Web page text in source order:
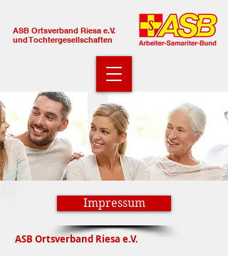
ASB Ortsverband Riesa e.V.
und Tochtergesellschaften
Impressum
ASB Ortsverband Riesa e.V.